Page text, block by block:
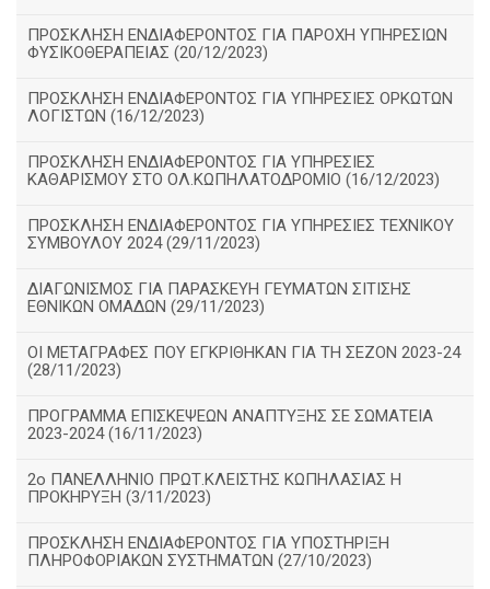
ΠΡΟΣΚΛΗΣΗ ΕΝΔΙΑΦΕΡΟΝΤΟΣ ΓΙΑ ΠΑΡΟΧΗ ΥΠΗΡΕΣΙΩΝ
ΦΥΣΙΚΟΘΕΡΑΠΕΙΑΣ (20/12/2023)
ΠΡΟΣΚΛΗΣΗ ΕΝΔΙΑΦΕΡΟΝΤΟΣ ΓΙΑ ΥΠΗΡΕΣΙΕΣ ΟΡΚΩΤΩΝ
ΛΟΓΙΣΤΩΝ (16/12/2023)
ΠΡΟΣΚΛΗΣΗ ΕΝΔΙΑΦΕΡΟΝΤΟΣ ΓΙΑ ΥΠΗΡΕΣΙΕΣ
ΚΑΘΑΡΙΣΜΟΥ ΣΤΟ ΟΛ.ΚΩΠΗΛΑΤΟΔΡΟΜΙΟ (16/12/2023)
ΠΡΟΣΚΛΗΣΗ ΕΝΔΙΑΦΕΡΟΝΤΟΣ ΓΙΑ ΥΠΗΡΕΣΙΕΣ ΤΕΧΝΙΚΟΥ
ΣΥΜΒΟΥΛΟΥ 2024 (29/11/2023)
ΔΙΑΓΩΝΙΣΜΟΣ ΓΙΑ ΠΑΡΑΣΚΕΥΗ ΓΕΥΜΑΤΩΝ ΣΙΤΙΣΗΣ
ΕΘΝΙΚΩΝ ΟΜΑΔΩΝ (29/11/2023)
ΟΙ ΜΕΤΑΓΡΑΦΕΣ ΠΟΥ ΕΓΚΡΙΘΗΚΑΝ ΓΙΑ ΤΗ ΣΕΖΟΝ 2023-24
(28/11/2023)
ΠΡΟΓΡΑΜΜΑ ΕΠΙΣΚΕΨΕΩΝ ΑΝΑΠΤΥΞΗΣ ΣΕ ΣΩΜΑΤΕΙΑ
2023-2024 (16/11/2023)
2ο ΠΑΝΕΛΛΗΝΙΟ ΠΡΩΤ.ΚΛΕΙΣΤΗΣ ΚΩΠΗΛΑΣΙΑΣ Η
ΠΡΟΚΗΡΥΞΗ (3/11/2023)
ΠΡΟΣΚΛΗΣΗ ΕΝΔΙΑΦΕΡΟΝΤΟΣ ΓΙΑ ΥΠΟΣΤΗΡΙΞΗ
ΠΛΗΡΟΦΟΡΙΑΚΩΝ ΣΥΣΤΗΜΑΤΩΝ (27/10/2023)